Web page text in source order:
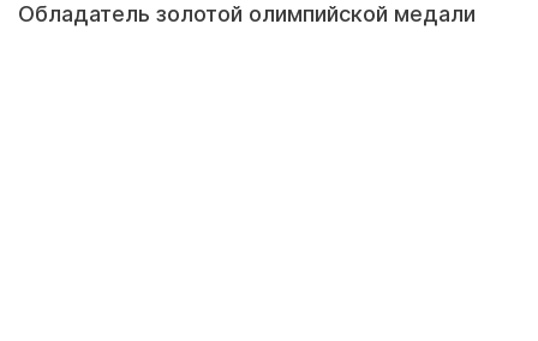
Обладатель золотой олимпийской медали